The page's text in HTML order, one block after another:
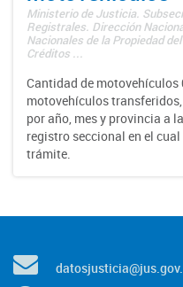
Ministerio de Justicia.
Registrales. Dirección
Nacionales de la Propiedad
Créditos ...
Cantidad de
motovehículos
por año, mes y provincia a
registro seccional en el
trámite.